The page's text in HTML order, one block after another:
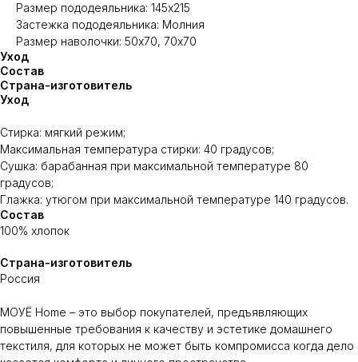
Размер пододеяльника: 145х215
Застежка пододеяльника: Молния
Размер наволочки: 50х70, 70х70
Уход
Состав
Страна-изготовитель
Уход
Стирка: мягкий режим;
Максимальная температура стирки: 40 градусов;
Сушка: барабанная при максимальной температуре 80
градусов;
Глажка: утюгом при максимальной температуре 140 градусов.
Состав
100% хлопок
Страна-изготовитель
Россия
МОУЁ Home – это выбор покупателей, предъявляющих
повышенные требования к качеству и эстетике домашнего
текстиля, для которых не может быть компромисса когда дело